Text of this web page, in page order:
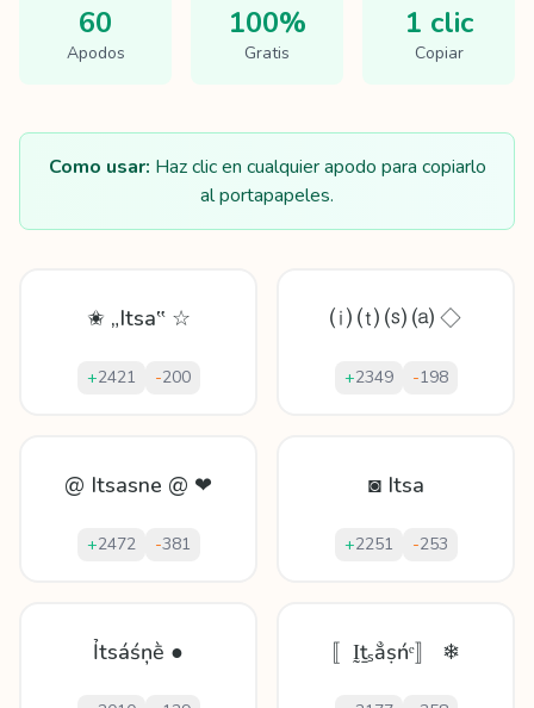
60
Apodos
100%
Gratis
1 clic
Copiar
Como usar: Haz clic en cualquier apodo para copiarlo
al portapapeles.
✬ „Itsa‟ ☆
+2421 -200
⒤ ⒯ ⒮ ⒜ ◇
+2349 -198
@ Itsasne @ ❤
+2472 -381
◙ Itsa
+2251 -253
Ỉtѕáśņḕ ● 〚Ḭṯₛẳṣńᵉ〛 ❄